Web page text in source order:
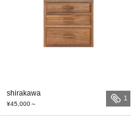
shirakawa
¥45,000～
1